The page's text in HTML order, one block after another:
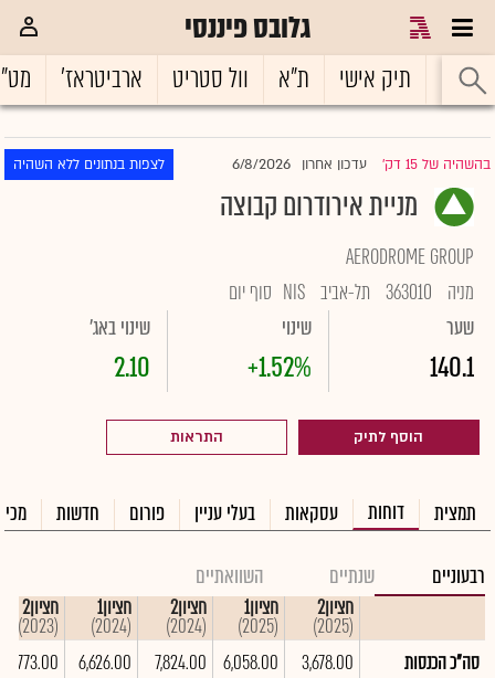
גלובס פיננסי
ראשי תיק אישי ת"א וול סטריט ארביטראז'
בהשהיה של 15 דק' |עדכון אחרון 6/8/2026 לצפות בנתונים ללא השהיה
מניית אירודרום קבוצה
AERODROME GROUP
מניה
363010 תל-אביב NIS סוף יום
שער
140.1
שינוי
+1.52%
שינוי באג'
2.10
הוסף לתיק התראות
תמצית דוחות עסקאות בעלי עניין פורום חדשות
רבעוניים שנתיים השוואתיים
חציון2
(2025)
חציון1
(2025)
חציון2
(2024)
חציון1
(2024)
חציון2
(2023)
סה"כ הכנסות
3,678.00
6,058.00
7,824.00
6,626.00